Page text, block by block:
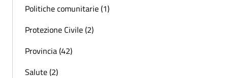
Politiche comunitarie (1)
Protezione Civile (2)
Provincia (42)
Salute (2)